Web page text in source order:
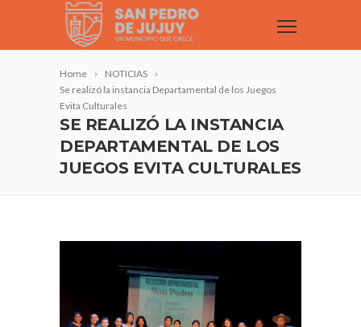
Home
NOTICIAS
Se realizó la instancia Departamental de los Juegos
Evita Culturales
SE REALIZÓ LA INSTANCIA
DEPARTAMENTAL DE LOS
JUEGOS EVITA CULTURALES